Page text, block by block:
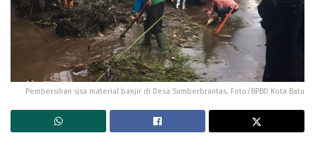
Pembersihan sisa material banjir di Desa Sumberbrantas. Foto/BPBD Kota Batu